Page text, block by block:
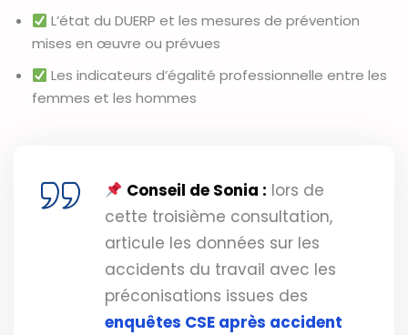
L’état du DUERP et les mesures de prévention
mises en œuvre ou prévues
Les indicateurs d’égalité professionnelle entre les
femmes et les hommes
Conseil de Sonia : lors de
cette troisième consultation,
articule les données sur les
accidents du travail avec les
préconisations issues des
enquêtes CSE après accident